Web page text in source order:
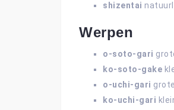
shizentai
Werpen
o-soto-gari
ko-soto-gake
o-uchi-gari
ko-uchi-gari